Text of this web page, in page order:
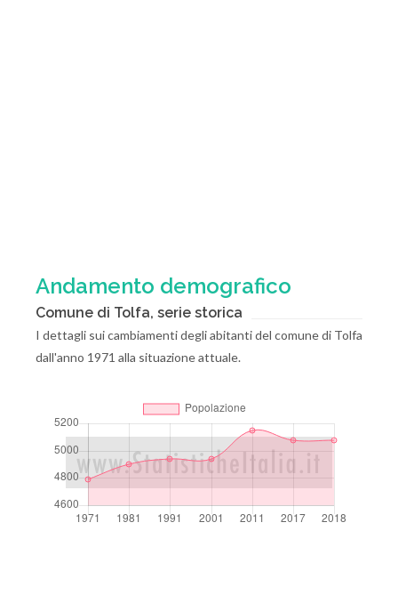
Andamento demografico
Comune di Tolfa, serie storica
I dettagli sui cambiamenti degli abitanti del comune di Tolfa
dall'anno 1971 alla situazione attuale.